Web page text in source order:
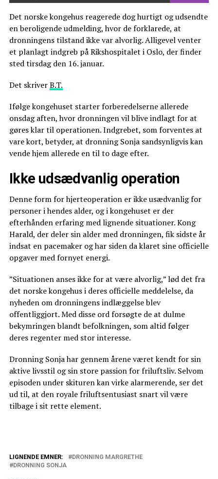
Det norske kongehus reagerede dog hurtigt og udsendte
en beroligende udmelding, hvor de forklarede, at
dronningens tilstand ikke var alvorlig. Alligevel venter
et planlagt indgreb på Rikshospitalet i Oslo, der finder
sted tirsdag den 16. januar.
Det skriverB.T.
Ifølge kongehuset starter forberedelserne allerede
onsdag aften, hvor dronningen vil blive indlagt for at
gøres klar til operationen. Indgrebet, som forventes at
vare kort, betyder, at dronning Sonja sandsynligvis kan
vende hjem allerede en til to dage efter.
Ikke udsædvanlig operation
Denne form for hjerteoperation er ikke usædvanlig for
personer i hendes alder, og i kongehuset er der
efterhånden erfaring med lignende situationer. Kong
Harald, der deler sin alder med dronningen, fik sidste år
indsat en pacemaker og har siden da klaret sine officielle
opgaver med fornyet energi.
”Situationen anses ikke for at være alvorlig,” lød det fra
det norske kongehus i deres officielle meddelelse, da
nyheden om dronningens indlæggelse blev
offentliggjort. Med disse ord forsøgte de at dulme
bekymringen blandt befolkningen, som altid følger
deres regenter med stor interesse.
Dronning Sonja har gennem årene været kendt for sin
aktive livsstil og sin store passion for friluftsliv. Selvom
episoden under skituren kan virke alarmerende, ser det
ud til, at den royale friluftsentusiast snart vil være
tilbage i sit rette element.
Som ung kunne dronning Margrethe ikke
LIGNENDE EMNER:
DRONNING MARGRETHE
DRONNING SONJA